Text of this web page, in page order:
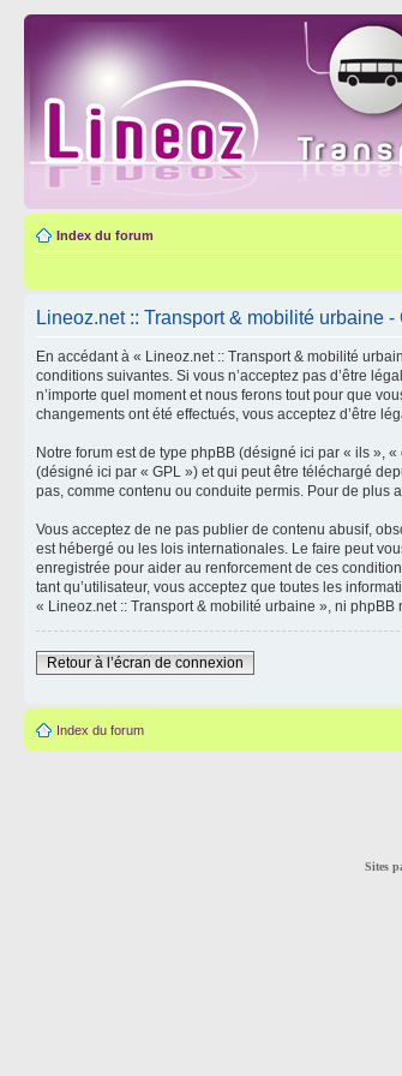
Index du forum
Lineoz.net :: Transport & mobilité urbaine
En accédant à « Lineoz.net :: Transport & mobilité
conditions suivantes. Si vous n’acceptez pas d’être
n’importe quel moment et nous ferons tout pour que
changements ont été effectués, vous acceptez d’être
Notre forum est de type phpBB (désigné ici par « ils »,
(désigné ici par « GPL ») et qui peut être téléchargé
pas, comme contenu ou conduite permis. Pour de plus
Vous acceptez de ne pas publier de contenu abusif,
est hébergé ou les lois internationales. Le faire peut
enregistrée pour aider au renforcement de ces
tant qu’utilisateur, vous acceptez que toutes les
« Lineoz.net :: Transport & mobilité urbaine », ni
Retour à l’écran de connexion
Index du forum
Sites